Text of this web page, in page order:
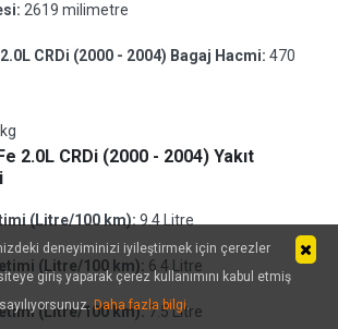
2619 milimetre
2.0L CRDi (2000 - 2004) Bagaj Hacmi: 470
2.0L CRDi (2000 - 2004) Yakıt
(Litre/100 km): 9.4 Litre
(Litre/100 km): 6.4 Litre
(Litre/100 km):7.5 Litre
deneyiminizi iyileştirmek için çerezler
giriş yaparak çerez kullanımını kabul etmiş
sayılıyorsunuz.Daha fazla bilgi.